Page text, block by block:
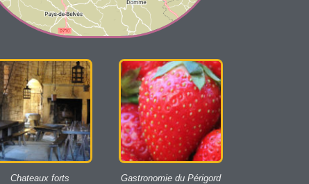
Chateaux forts Gastronomie du Périgord